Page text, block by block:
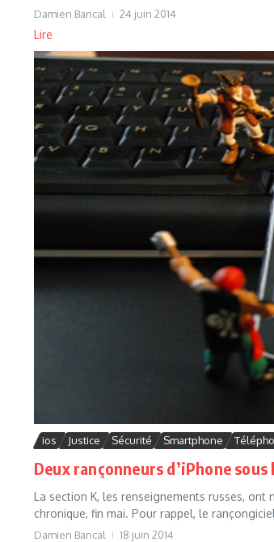
Damien Bancal 24 juin 2014
Lire
ios Justice Sécurité Smartphone
Deux rançonneurs d’iPhone
La section K, les renseignements russes, ont
chronique, fin mai. Pour rappel, le
Damien Bancal 18 juin 2014